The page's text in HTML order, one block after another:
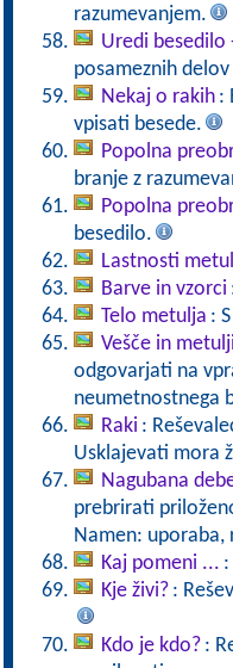
razumevanjem.
Uredi besedilo
posameznih
Nekaj o rakih :
vpisati besede.
Popolna
branje z
Popolna
besedilo.
Lastnosti
Barve in vzorci
Telo metulja :
Vešče in metulji
odgovarjati na
neumetnostnega
Raki :
Usklajevati mora
Nagubana
prebrirati
Namen: uporaba,
Kaj pomeni ...
Kje živi? :
Kdo je kdo? :